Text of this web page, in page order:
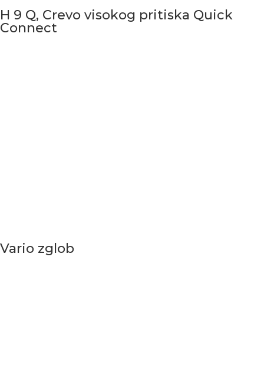
H 9 Q, Crevo visokog pritiska Quick
Connect
Vario zglob